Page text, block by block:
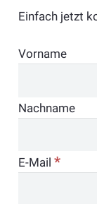
Einfach jetzt
Vorname
Nachname
E-Mail *